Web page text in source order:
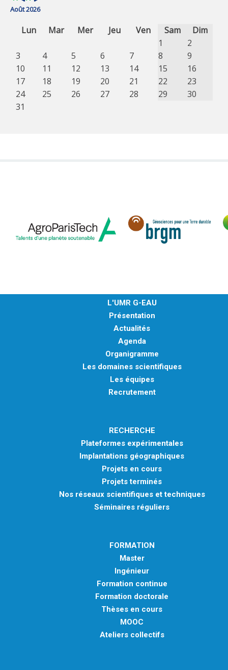
Août 2026
Lun Mar Mer Jeu Ven Sam
Dim
1
2
3
4 5 6 7 8
9
10
11 12 13 14 15
16
17
18 19 20 21 22
23
24
25 26 27 28 29
30
31
L'UMR G-EAU
Présentation
Actualités
Agenda
Organigramme
Les domaines scientifiques
Les équipes
Recrutement
RECHERCHE
Plateformes expérimentales
Implantations géographiques
Projets en cours
Projets terminés
Nos réseaux scientifiques et techniques
Séminaires réguliers
FORMATION
Master
Ingénieur
Formation continue
Formation doctorale
Thèses en cours
MOOC
Ateliers collectifs